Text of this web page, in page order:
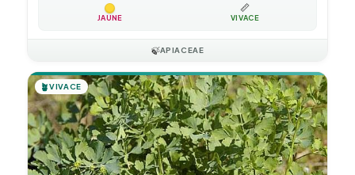
JAUNE
📏
VIVACE
🍃APIACEAE
🪴VIVACE